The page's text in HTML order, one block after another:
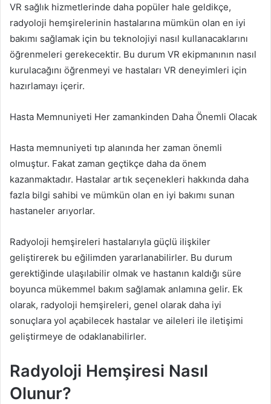
VR sağlık hizmetlerinde daha popüler hale geldikçe,
radyoloji hemşirelerinin hastalarına mümkün olan en iyi
bakımı sağlamak için bu teknolojiyi nasıl kullanacaklarını
öğrenmeleri gerekecektir. Bu durum VR ekipmanının nasıl
kurulacağını öğrenmeyi ve hastaları VR deneyimleri için
hazırlamayı içerir.
Hasta Memnuniyeti Her zamankinden Daha Önemli Olacak
Hasta memnuniyeti tıp alanında her zaman önemli
olmuştur. Fakat zaman geçtikçe daha da önem
kazanmaktadır. Hastalar artık seçenekleri hakkında daha
fazla bilgi sahibi ve mümkün olan en iyi bakımı sunan
hastaneler arıyorlar.
Radyoloji hemşireleri hastalarıyla güçlü ilişkiler
geliştirerek bu eğilimden yararlanabilirler. Bu durum
gerektiğinde ulaşılabilir olmak ve hastanın kaldığı süre
boyunca mükemmel bakım sağlamak anlamına gelir. Ek
olarak, radyoloji hemşireleri, genel olarak daha iyi
sonuçlara yol açabilecek hastalar ve aileleri ile iletişimi
geliştirmeye de odaklanabilirler.
Radyoloji Hemşiresi Nasıl
Olunur?